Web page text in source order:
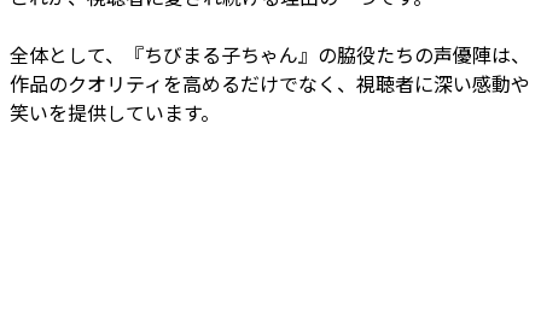
全体として、『ちびまる子ちゃん』の脇役たちの声優陣は、
作品のクオリティを高めるだけでなく、視聴者に深い感動や
笑いを提供しています。